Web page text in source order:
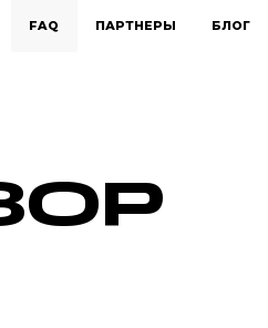
FAQ ПАРТНЕРЫ БЛОГ